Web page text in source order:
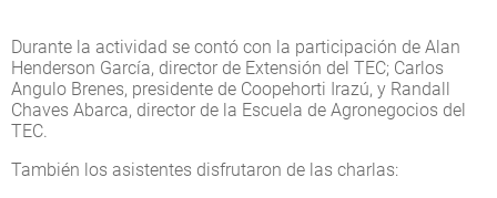
Durante la actividad se contó con la participación de Alan
Henderson García, director de Extensión del TEC; Carlos
Angulo Brenes, presidente de Coopehorti Irazú, y Randall
Chaves Abarca, director de la Escuela de Agronegocios del
TEC.
También los asistentes disfrutaron de las charlas: